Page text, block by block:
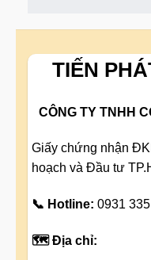
TIẾN
CÔNG TY TNHH
Giấy chứng nhận
hoạch và Đầu tư
📞 Hotline: 0931
🗺️ Địa chỉ: